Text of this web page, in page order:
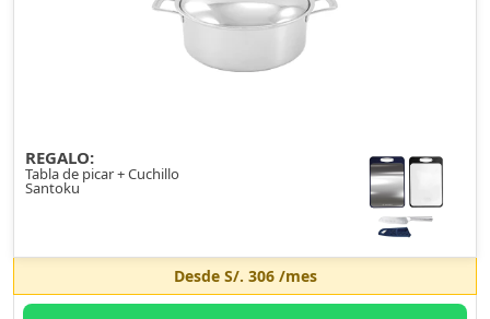
REGALO:
Tabla de picar + Cuchillo
Santoku
Desde S/. 306/mes